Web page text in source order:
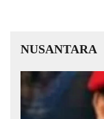
NUSANTARA